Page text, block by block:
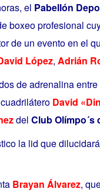
el Pabellón
boxeo profesional
de un evento en el
López, Adrián
de adrenalina
David
del Club Olímpo´s
la lid que
Brayan Álvarez,